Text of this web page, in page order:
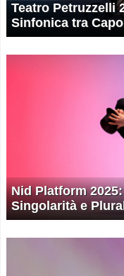
Teatro Petruzzelli
Sinfonica tra
Nid Platform
Singolarità e